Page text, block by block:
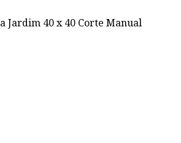
Jardim 40 x 40 Corte Manual